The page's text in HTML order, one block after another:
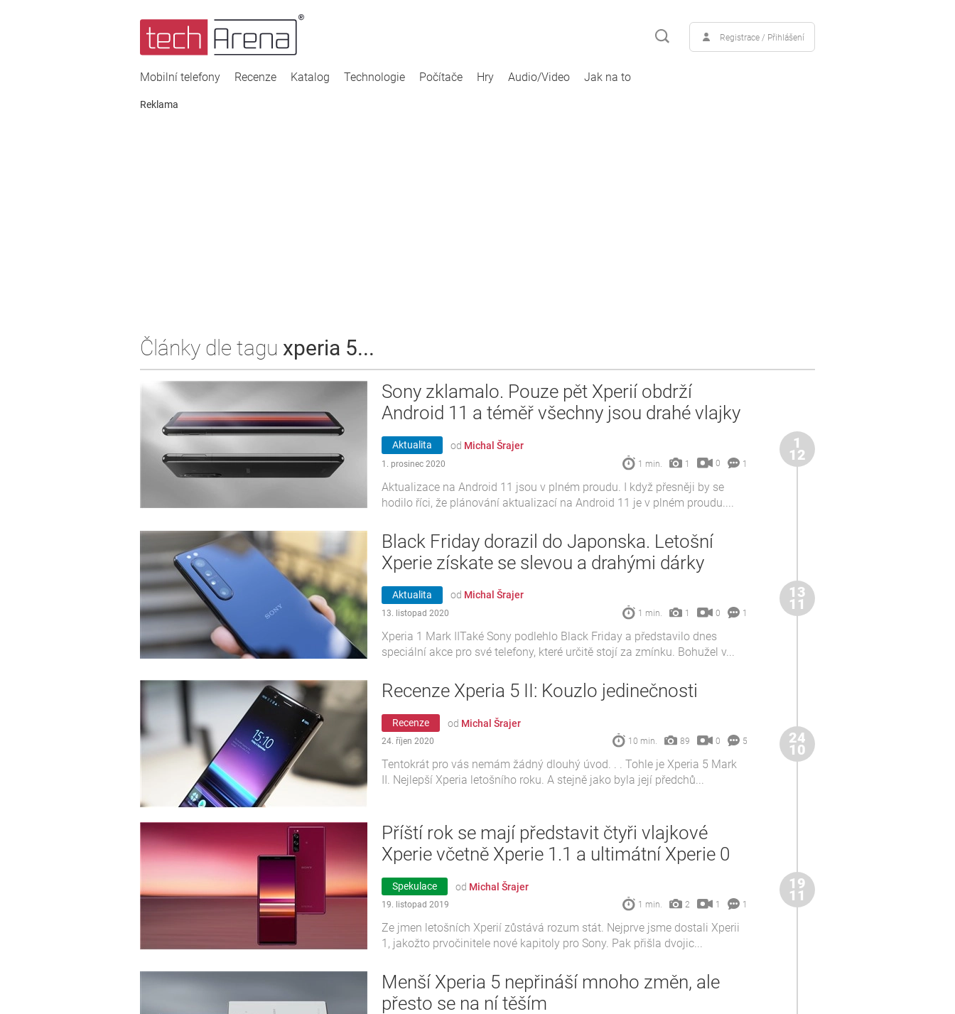
Registrace / Přihlášení
Mobilní telefony Recenze Katalog Technologie Počítače Hry Audio/Video Jak na to
Reklama
Články dle tagu xperia 5...
Sony zklamalo. Pouze pět Xperií obdrží
Android 11 a téměř všechny jsou drahé vlajky
Aktualita od Michal Šrajer
1. prosinec 2020 1 min. 1 0 1
Aktualizace na Android 11 jsou v plném proudu. I když přesněji by se
hodilo říci, že plánování aktualizací na Android 11 je v plném proudu....
1
12
Black Friday dorazil do Japonska. Letošní
Xperie získate se slevou a drahými dárky
Aktualita od Michal Šrajer
13. listopad 2020 1 min. 1 0 1
Xperia 1 Mark IITaké Sony podlehlo Black Friday a představilo dnes
speciální akce pro své telefony, které určitě stojí za zmínku. Bohužel v...
13
11
Recenze Xperia 5 II: Kouzlo jedinečnosti
Recenze od Michal Šrajer
24. říjen 2020 10 min. 89 0 5
Tentokrát pro vás nemám žádný dlouhý úvod. . . Tohle je Xperia 5 Mark
II. Nejlepší Xperia letošního roku. A stejně jako byla její předchů...
24
10
Příští rok se mají představit čtyři vlajkové
Xperie včetně Xperie 1.1 a ultimátní Xperie 0
Spekulace od Michal Šrajer
19. listopad 2019 1 min. 2 1 1
Ze jmen letošních Xperií zůstává rozum stát. Nejprve jsme dostali Xperii
1, jakožto prvočinitele nové kapitoly pro Sony. Pak přišla dvojic...
19
11
Menší Xperia 5 nepřináší mnoho změn, ale
přesto se na ní těším